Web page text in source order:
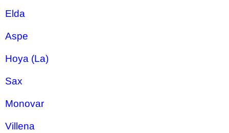
Elda
Aspe
Hoya (La)
Sax
Monovar
Villena